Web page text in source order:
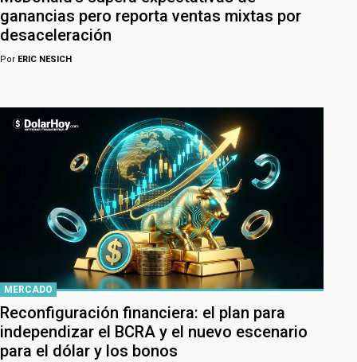
ganancias pero reporta ventas mixtas por
desaceleración
Por ERIC NESICH
MERCADO
Reconfiguración financiera: el plan para
independizar el BCRA y el nuevo escenario
para el dólar y los bonos